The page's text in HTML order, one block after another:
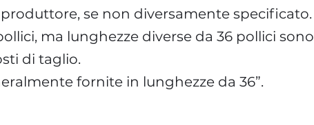
se non diversamente specificato.
ma lunghezze diverse da 36 pollici sono
di taglio.
fornite in lunghezze da 36”.